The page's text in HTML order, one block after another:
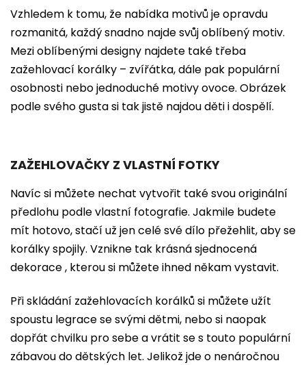
Vzhledem k tomu, že nabídka motivů je opravdu
rozmanitá, každý snadno najde svůj oblíbený motiv.
Mezi oblíbenými designy najdete také třeba
zažehlovací korálky – zvířátka, dále pak populární
osobnosti nebo jednoduché motivy ovoce. Obrázek
podle svého gusta si tak jistě najdou děti i dospělí.
ZAŽEHLOVAČKY Z VLASTNÍ FOTKY
Navíc si můžete nechat vytvořit také svou originální
předlohu podle vlastní fotografie. Jakmile budete
mít hotovo, stačí už jen celé své dílo přežehlit, aby se
korálky spojily. Vznikne tak krásná sjednocená
dekorace , kterou si můžete ihned někam vystavit.
Při skládání zažehlovacích korálků si můžete užít
spoustu legrace se svými dětmi, nebo si naopak
dopřát chvilku pro sebe a vrátit se s touto populární
zábavou do dětských let. Jelikož jde o nenáročnou